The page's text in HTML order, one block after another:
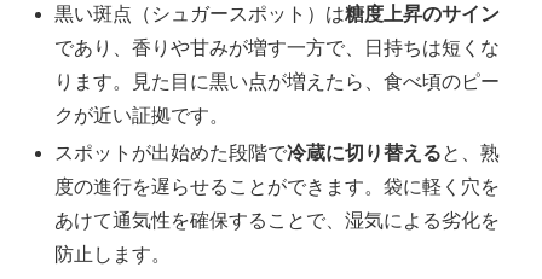
黒い斑点（シュガースポット）は糖度上昇のサイン
であり、香りや甘みが増す一方で、日持ちは短くな
ります。見た目に黒い点が増えたら、食べ頃のピー
クが近い証拠です。
スポットが出始めた段階で冷蔵に切り替えると、熟
度の進行を遅らせることができます。袋に軽く穴を
あけて通気性を確保することで、湿気による劣化を
防止します。